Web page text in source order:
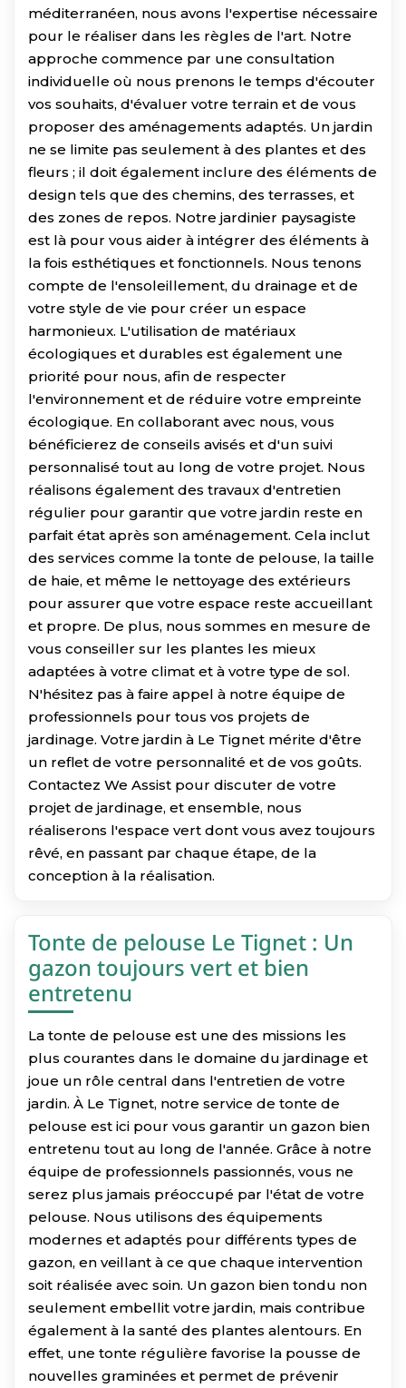
méditerranéen, nous avons l'expertise nécessaire
pour le réaliser dans les règles de l'art. Notre
approche commence par une consultation
individuelle où nous prenons le temps d'écouter
vos souhaits, d'évaluer votre terrain et de vous
proposer des aménagements adaptés. Un jardin
ne se limite pas seulement à des plantes et des
fleurs ; il doit également inclure des éléments de
design tels que des chemins, des terrasses, et
des zones de repos. Notre jardinier paysagiste
est là pour vous aider à intégrer des éléments à
la fois esthétiques et fonctionnels. Nous tenons
compte de l'ensoleillement, du drainage et de
votre style de vie pour créer un espace
harmonieux. L'utilisation de matériaux
écologiques et durables est également une
priorité pour nous, afin de respecter
l'environnement et de réduire votre empreinte
écologique. En collaborant avec nous, vous
bénéficierez de conseils avisés et d'un suivi
personnalisé tout au long de votre projet. Nous
réalisons également des travaux d'entretien
régulier pour garantir que votre jardin reste en
parfait état après son aménagement. Cela inclut
des services comme la tonte de pelouse, la taille
de haie, et même le nettoyage des extérieurs
pour assurer que votre espace reste accueillant
et propre. De plus, nous sommes en mesure de
vous conseiller sur les plantes les mieux
adaptées à votre climat et à votre type de sol.
N'hésitez pas à faire appel à notre équipe de
professionnels pour tous vos projets de
jardinage. Votre jardin à Le Tignet mérite d'être
un reflet de votre personnalité et de vos goûts.
Contactez We Assist pour discuter de votre
projet de jardinage, et ensemble, nous
réaliserons l'espace vert dont vous avez toujours
rêvé, en passant par chaque étape, de la
conception à la réalisation.
Tonte de pelouse Le Tignet : Un
gazon toujours vert et bien
entretenu
La tonte de pelouse est une des missions les
plus courantes dans le domaine du jardinage et
joue un rôle central dans l'entretien de votre
jardin. À Le Tignet, notre service de tonte de
pelouse est ici pour vous garantir un gazon bien
entretenu tout au long de l'année. Grâce à notre
équipe de professionnels passionnés, vous ne
serez plus jamais préoccupé par l'état de votre
pelouse. Nous utilisons des équipements
modernes et adaptés pour différents types de
gazon, en veillant à ce que chaque intervention
soit réalisée avec soin. Un gazon bien tondu non
seulement embellit votre jardin, mais contribue
également à la santé des plantes alentours. En
effet, une tonte régulière favorise la pousse de
nouvelles graminées et permet de prévenir